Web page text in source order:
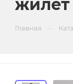
жилет
Главная